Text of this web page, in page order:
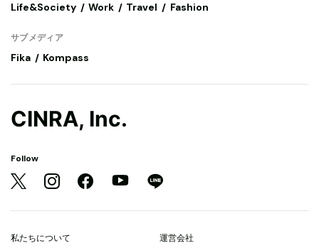
Life&Society
Work Travel Fashion
サブメディア
Fika Kompass
CINRA, Inc.
Follow
私たちについて 運営会社